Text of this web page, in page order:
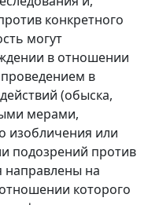
конкретного
могут
в отношении
в
(обыска,
мерами,
изобличения или
подозрений против
направлены на
которого